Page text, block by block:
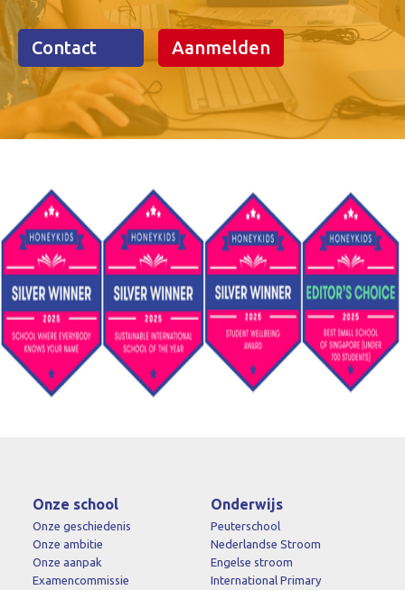
Contact Aanmelden
Onze school
Onze geschiedenis
Onze ambitie
Onze aanpak
Examencommissie
Onderwijs
Peuterschool
Nederlandse Stroom
Engelse stroom
International Primary